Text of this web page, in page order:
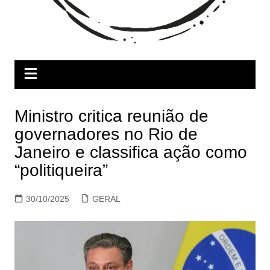
Ministro critica reunião de
governadores no Rio de
Janeiro e classifica ação como
“politiqueira”
30/10/2025 GERAL